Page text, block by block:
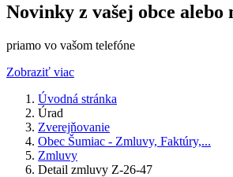
Novinky z vašej obce alebo
priamo vo vašom telefóne
Zobraziť viac
Úvodná stránka
Úrad
Zverejňovanie
Obec Šumiac - Zmluvy, Faktúry,...
Zmluvy
Detail zmluvy Z-26-47